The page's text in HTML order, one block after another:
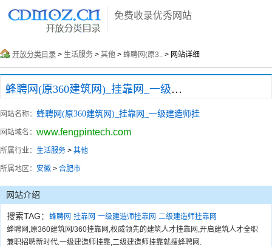
免费收录优秀网站
开放分类目录 > 生活服务 > 其他 > 蜂聘网(原3.. > 网站详细
蜂聘网(原360建筑网)_挂靠网_一级建造师挂
网站名称： 蜂聘网(原360建筑网)_挂靠网_一级建造师挂
网站域名： www.fengpintech.com
所属行业： 生活服务 > 其他
所属地区： 安徽 > 合肥市
网站介绍
搜索TAG： 蜂聘网 挂靠网 一级建造师挂靠网 二级建造师挂靠网
蜂聘网,原360建筑网/360挂靠网,权威领先的建筑人才挂靠网,开启建筑人才全职
兼职招聘新时代.一级建造师挂靠,二级建造师挂靠就搜蜂聘网.